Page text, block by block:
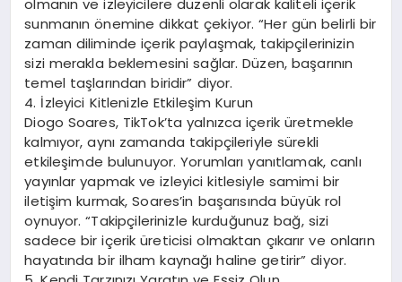
olmanın ve izleyicilere düzenli olarak kaliteli içerik
sunmanın önemine dikkat çekiyor. “Her gün belirli bir
zaman diliminde içerik paylaşmak, takipçilerinizin
sizi merakla beklemesini sağlar. Düzen, başarının
temel taşlarından biridir” diyor.
4. İzleyici Kitlenizle Etkileşim Kurun
Diogo Soares, TikTok’ta yalnızca içerik üretmekle
kalmıyor, aynı zamanda takipçileriyle sürekli
etkileşimde bulunuyor. Yorumları yanıtlamak, canlı
yayınlar yapmak ve izleyici kitlesiyle samimi bir
iletişim kurmak, Soares’in başarısında büyük rol
oynuyor. “Takipçilerinizle kurduğunuz bağ, sizi
sadece bir içerik üreticisi olmaktan çıkarır ve onların
hayatında bir ilham kaynağı haline getirir” diyor.